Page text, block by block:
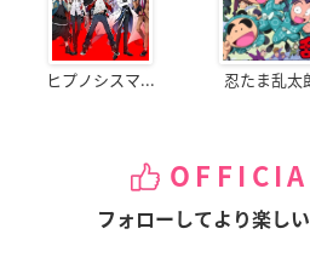
ヒプノシスマ... 忍たま乱太
フォローしてより楽し